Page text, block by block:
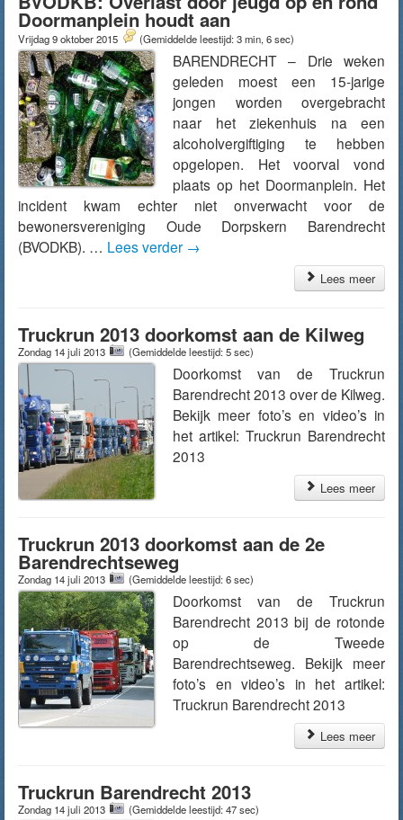
Doormanplein houdt aan
Vrijdag 9 oktober 2015 (Gemiddelde leestijd: 3 min, 6 sec)
BARENDRECHT – Drie weken
geleden moest een 15-jarige
jongen worden overgebracht
naar het ziekenhuis na een
alcoholvergiftiging te hebben
opgelopen. Het voorval vond
plaats op het Doormanplein. Het
incident kwam echter niet onverwacht voor de
bewonersvereniging Oude Dorpskern Barendrecht
(BVODKB). … Lees verder →
Lees meer
Truckrun 2013 doorkomst aan de Kilweg
Zondag 14 juli 2013 (Gemiddelde leestijd: 5 sec)
Doorkomst van de Truckrun
Barendrecht 2013 over de Kilweg.
Bekijk meer foto’s en video’s in
het artikel: Truckrun Barendrecht
2013
Lees meer
Truckrun 2013 doorkomst aan de 2e
Barendrechtseweg
Zondag 14 juli 2013 (Gemiddelde leestijd: 6 sec)
Doorkomst van de Truckrun
Barendrecht 2013 bij de rotonde
op de Tweede
Barendrechtseweg. Bekijk meer
foto’s en video’s in het artikel:
Truckrun Barendrecht 2013
Lees meer
Truckrun Barendrecht 2013
Zondag 14 juli 2013 (Gemiddelde leestijd: 47 sec)